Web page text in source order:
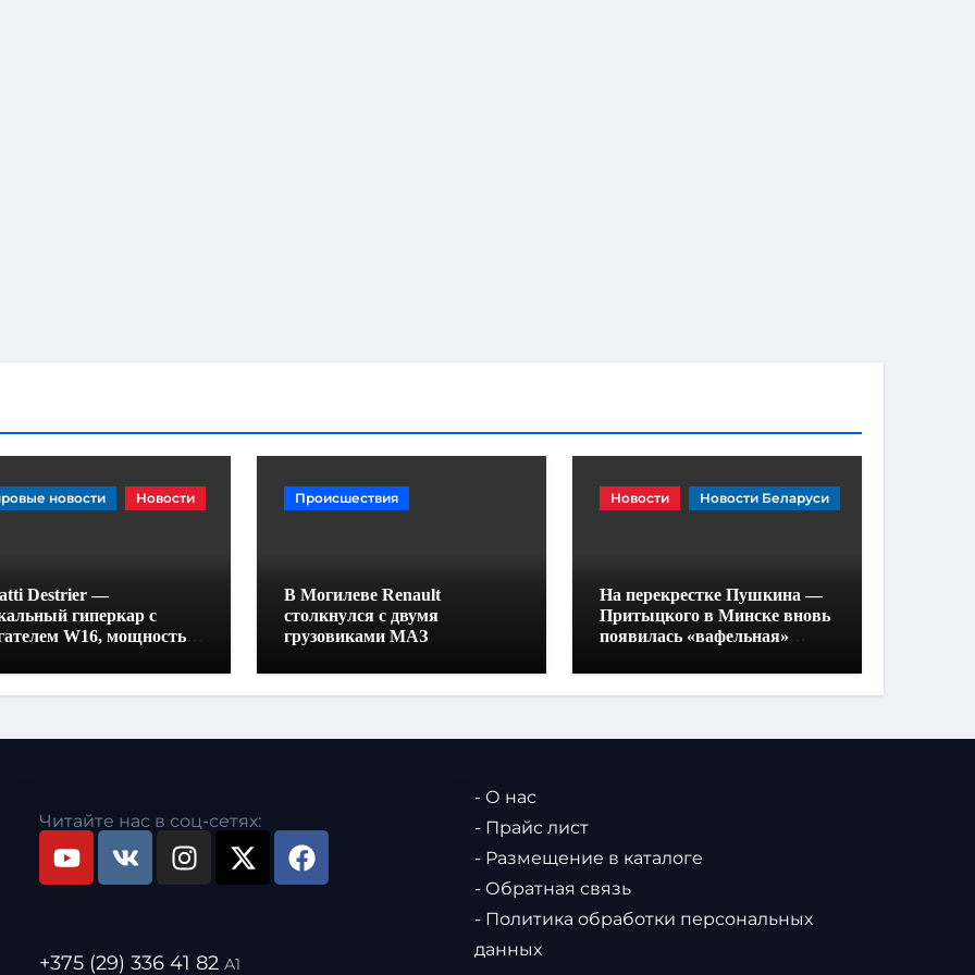
новости Новости
Destrier —
гиперкар с
W16, мощностью
всего один метр
Происшествия
В Могилеве Renault
столкнулся с двумя
грузовиками МАЗ
Новости Новости Беларуси
На перекрестке Пушкина —
Притыцкого в Минске вновь
появилась «вафельная»
Читайте нас в соц-сетях:
+375 (29) 336 41 82 А1
- О нас
- Прайс лист
- Размещение в каталоге
- Обратная связь
- Политика обработки персональных
данных